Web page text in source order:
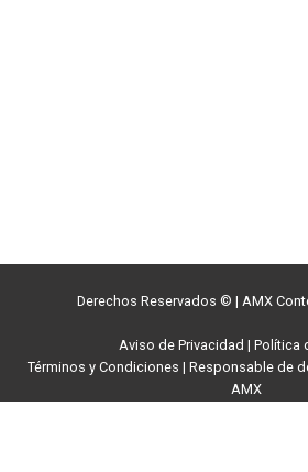
Derechos Reservados © | AMX
Aviso de Privacidad | Política
Términos y Condiciones | Responsable de
AMX